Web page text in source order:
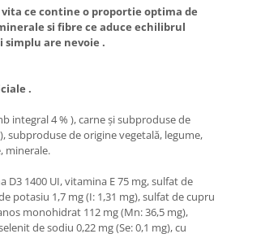
ce contine o proportie optima de
si fibre ce aduce echilibrul
are nevoie .
.
integral 4 % ), carne și subproduse de
subproduse de origine vegetală, legume,
minerale.
D3 1400 UI, vitamina E 75 mg, sulfat de
potasiu 1,7 mg (I: 1,31 mg), sulfat de cupru
monohidrat 112 mg (Mn: 36,5 mg),
de sodiu 0,22 mg (Se: 0,1 mg), cu